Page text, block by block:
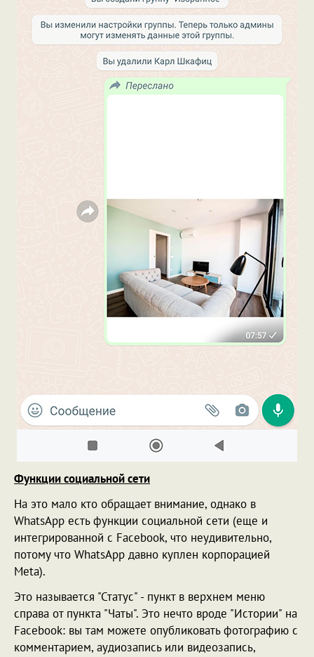
Функции социальной сети
На это мало кто обращает внимание, однако в
WhatsApp есть функции социальной сети (еще и
интегрированной с Facebook, что неудивительно,
потому что WhatsApp давно куплен корпорацией
Meta).
Это называется "Статус" - пункт в верхнем меню
справа от пункта "Чаты". Это нечто вроде "Истории" на
Facebook: вы там можете опубликовать фотографию с
комментарием, аудиозапись или видеозапись,